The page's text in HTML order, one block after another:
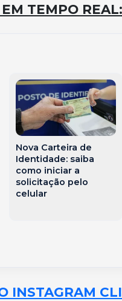
TEMPO REAL:
Nova Carteira de
Identidade: saiba
como iniciar a
solicitação pelo
celular
INSTAGRAM